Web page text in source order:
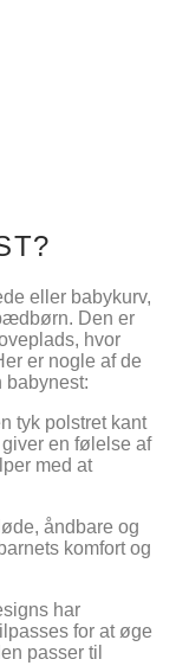
eller babykurv,
Den er
hvor
er nogle af de
babynest:
tyk polstret kant
en følelse af
med at
åndbare og
komfort og
har
for at øge
passer til